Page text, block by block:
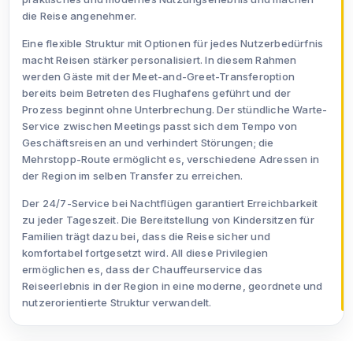
die Reise angenehmer.
Eine flexible Struktur mit Optionen für jedes Nutzerbedürfnis
macht Reisen stärker personalisiert. In diesem Rahmen
werden Gäste mit der Meet-and-Greet-Transferoption
bereits beim Betreten des Flughafens geführt und der
Prozess beginnt ohne Unterbrechung. Der stündliche Warte-
Service zwischen Meetings passt sich dem Tempo von
Geschäftsreisen an und verhindert Störungen; die
Mehrstopp-Route ermöglicht es, verschiedene Adressen in
der Region im selben Transfer zu erreichen.
Der 24/7-Service bei Nachtflügen garantiert Erreichbarkeit
zu jeder Tageszeit. Die Bereitstellung von Kindersitzen für
Familien trägt dazu bei, dass die Reise sicher und
komfortabel fortgesetzt wird. All diese Privilegien
ermöglichen es, dass der Chauffeurservice das
Reiseerlebnis in der Region in eine moderne, geordnete und
nutzerorientierte Struktur verwandelt.